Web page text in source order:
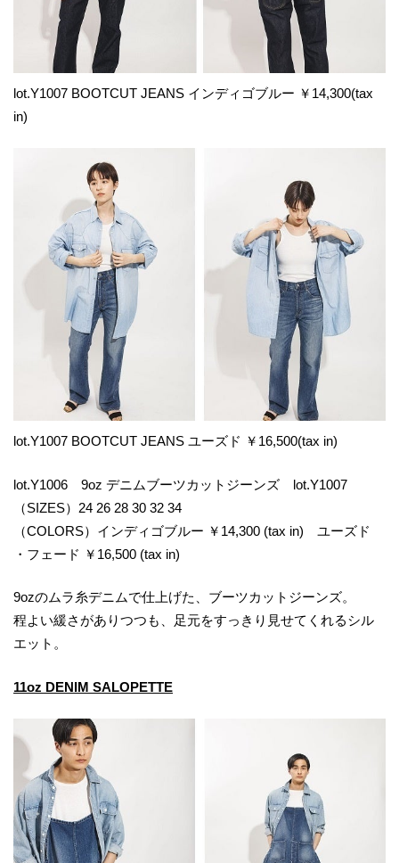
lot.Y1007 BOOTCUT JEANS インディゴブルー ￥14,300(tax
in)
lot.Y1007 BOOTCUT JEANS ユーズド ￥16,500(tax in)
lot.Y1006 9oz デニムブーツカットジーンズ lot.Y1007
（SIZES）24 26 28 30 32 34
（COLORS）インディゴブルー ￥14,300 (tax in) ユーズド
・フェード ￥16,500 (tax in)
9ozのムラ糸デニムで仕上げた、ブーツカットジーンズ。
程よい緩さがありつつも、足元をすっきり見せてくれるシル
エット。
11oz DENIM SALOPETTE